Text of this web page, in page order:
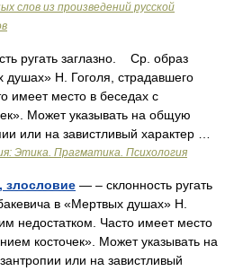
слов из произведений русской
ругать заглазно. Ср. образ
душах» Н. Гоголя, страдавшего
имеет место в беседах с
Может указывать на общую
или на завистливый характер …
Этика. Прагматика. Психология
злословие — – склонность ругать
в «Мертвых душах» Н.
недостатком. Часто имеет место
косточек». Может указывать на
или на завистливый